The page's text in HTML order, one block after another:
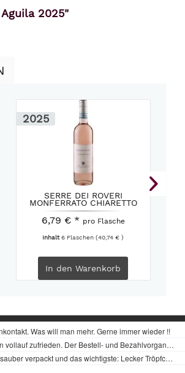
2025"
2025
SERRE DEI ROVERI
MONFERRATO CHIARETTO
SARTIRANO...
6,79 € * pro Flasche
Inhalt6 Flaschen(40,74 € )
In den Warenkorb